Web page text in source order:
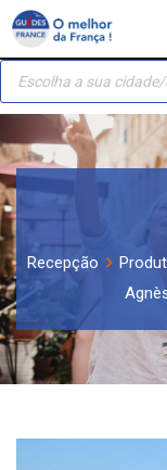
Painel de
Skip
content
Recherche
produits
Recepção